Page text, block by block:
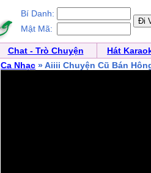
Bí Danh:
Mật Mã:
Chat - Trò Chuyện
Hát
Ca Nhạc » Aiiii Chuyện Cũ Bán